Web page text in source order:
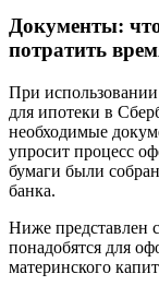
Документы:
потратить
При использовании
для ипотеки в
необходимые
упросит процесс
бумаги были
банка.
Ниже представлен
понадобятся для
материнского